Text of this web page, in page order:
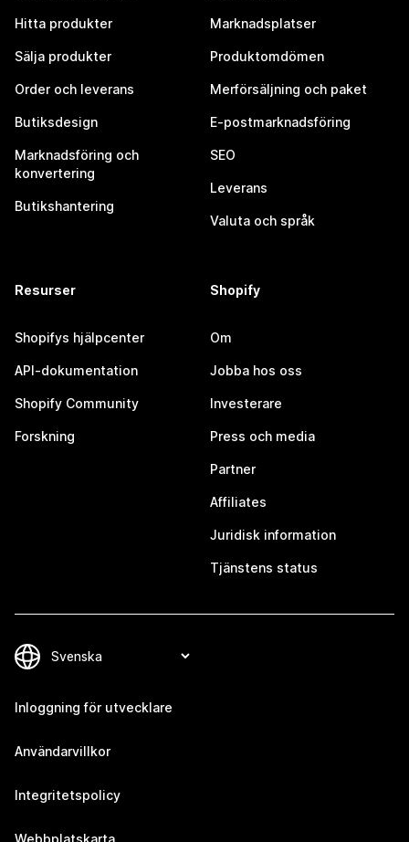
Hitta produkter
Sälja produkter
Order och leverans
Butiksdesign
Marknadsföring och
konvertering
Butikshantering
Marknadsplatser
Produktomdömen
Merförsäljning och paket
E-postmarknadsföring
SEO
Leverans
Valuta och språk
Resurser
Shopifys hjälpcenter
API-dokumentation
Shopify Community
Forskning
Shopify
Om
Jobba hos oss
Investerare
Press och media
Partner
Affiliates
Juridisk information
Tjänstens status
Inloggning för utvecklare
Användarvillkor
Integritetspolicy